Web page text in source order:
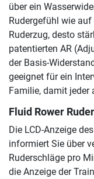
über ein
Rudergefühl wie
Ruderzug, desto
patentierten AR
der Basis-
geeignet für ein
Familie, damit jeder
Fluid Rower
Die LCD-Anzeige
informiert Sie über
Ruderschläge pro
die Anzeige der